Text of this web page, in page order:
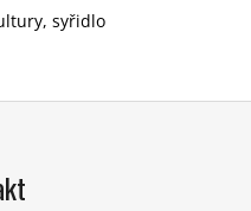
syřidlo